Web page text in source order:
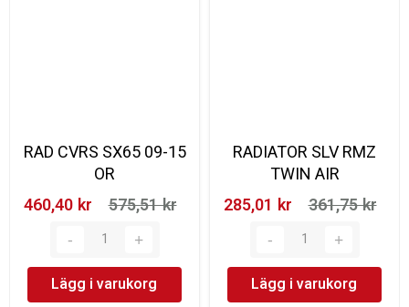
RAD CVRS SX65 09-15
OR
460,40 kr‎
575,51 kr‎
Lägg i varukorg
RADIATOR SLV RMZ
TWIN AIR
285,01 kr‎
361,75 kr‎
Lägg i varukorg